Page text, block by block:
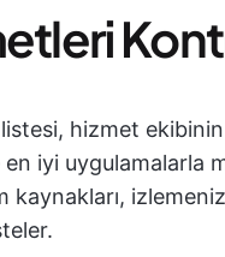
hizmet
iyi uygulamalarla